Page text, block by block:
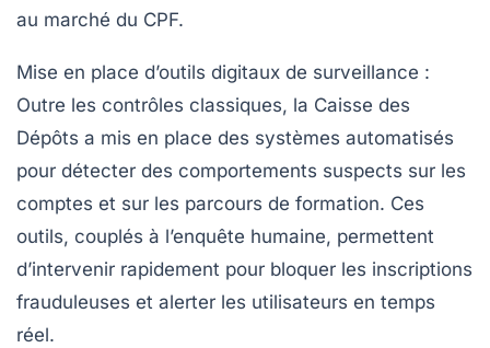
au marché du CPF.
Mise en place d’outils digitaux de surveillance :
Outre les contrôles classiques, la Caisse des
Dépôts a mis en place des systèmes automatisés
pour détecter des comportements suspects sur les
comptes et sur les parcours de formation. Ces
outils, couplés à l’enquête humaine, permettent
d’intervenir rapidement pour bloquer les inscriptions
frauduleuses et alerter les utilisateurs en temps
réel.